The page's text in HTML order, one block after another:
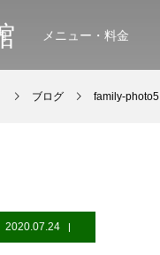
メニュー・料金
ブログ family-photo5
2020.07.24